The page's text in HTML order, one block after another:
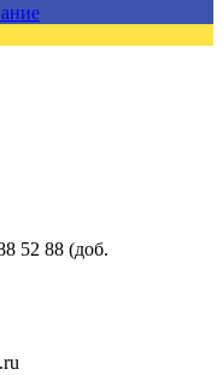
52 88 (доб.